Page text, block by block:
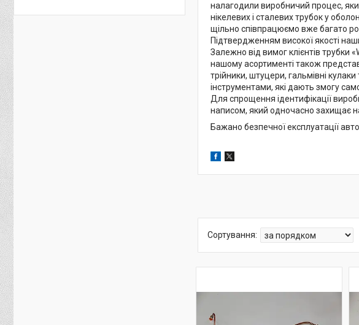
налагодили виробничий процес,
нікелевих і сталевих трубок у
щільно співпрацюємо вже багато
Підтвердженням високої якості
Залежно від вимог клієнтів трубки
нашому асортименті також
трійники, штуцери, гальмівні
інструментами, які дають змогу
Для спрощення ідентифікації
написом, який одночасно захищає
Бажано безпечної експлуатації